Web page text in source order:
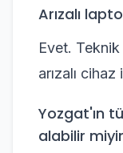
Arızalı
Evet.
arızalı
Yozgat'ın
alabilir